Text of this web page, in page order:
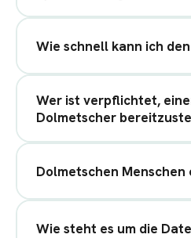
Wie schnell kann ich
Wer ist verpflichtet,
Dolmetscher
Dolmetschen Menschen
Wie steht es um die